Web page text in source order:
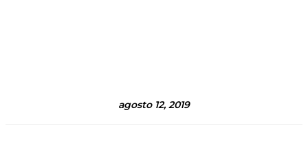
agosto 12, 2019